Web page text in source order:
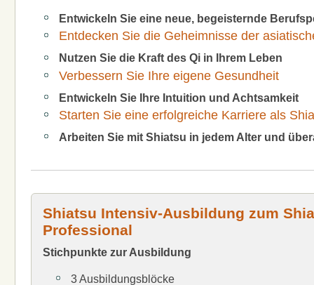
Entwickeln Sie eine neue, begeisternde
Entdecken Sie die Geheimnisse der
Nutzen Sie die Kraft des Qi in Ihrem Leben
Verbessern Sie Ihre eigene Gesundheit
Entwickeln Sie Ihre Intuition und Achtsamkeit
Starten Sie eine erfolgreiche Karriere als
Arbeiten Sie mit Shiatsu in jedem Alter und
Shiatsu Intensiv-Ausbildung zum
Professional
Stichpunkte zur Ausbildung
3 Ausbildungsblöcke